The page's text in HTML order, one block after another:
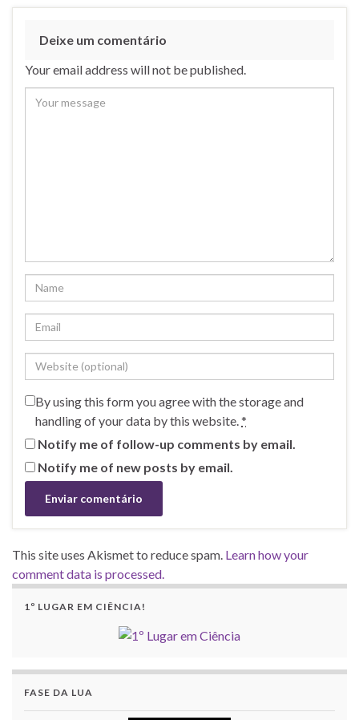
Deixe um comentário
Your email address will not be published.
By using this form you agree with the storage and
handling of your data by this website.*
Notify me of follow-up comments by email.
Notify me of new posts by email.
This site uses Akismet to reduce spam. Learn how your
comment data is processed.
1º LUGAR EM CIÊNCIA!
FASE DA LUA